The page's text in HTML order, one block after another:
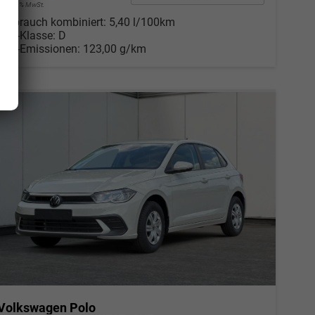
incl. 19% MwSt.
Verbrauch kombiniert: 5,40 l/100km
-Klasse: D
-Emissionen: 123,00 g/km
Polo